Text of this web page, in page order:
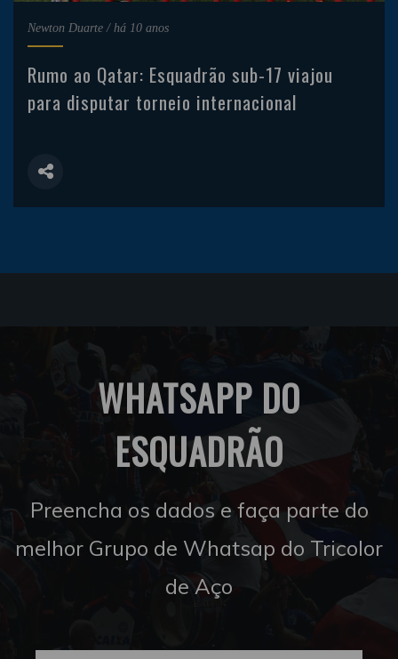
Newton Duarte / há 10 anos
Rumo ao Qatar: Esquadrão sub-17 viajou
para disputar torneio internacional
WHATSAPP DO
ESQUADRÃO
Preencha os dados e faça parte do
melhor Grupo de Whatsap do Tricolor
de Aço